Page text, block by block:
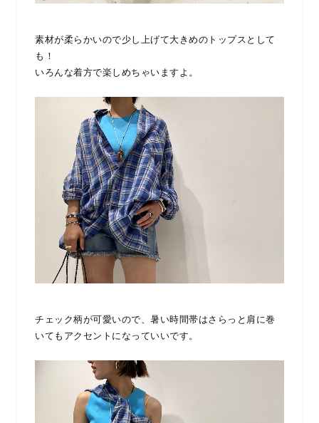
素材が柔らかいので少し上げて大きめのトップスとして
も！
いろんな着方で楽しめちゃいますよ。
チェック柄が可愛いので、暑い時間帯はさらっと肩に巻
いてもアクセントになっていいです。